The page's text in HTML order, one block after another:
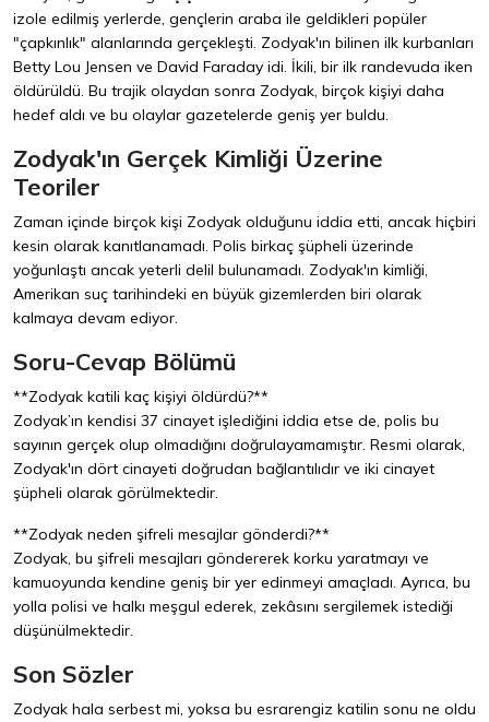
izole edilmiş yerlerde, gençlerin araba ile geldikleri popüler
"çapkınlık" alanlarında gerçekleşti. Zodyak'ın bilinen ilk kurbanları
Betty Lou Jensen ve David Faraday idi. İkili, bir ilk randevuda iken
öldürüldü. Bu trajik olaydan sonra Zodyak, birçok kişiyi daha
hedef aldı ve bu olaylar gazetelerde geniş yer buldu.
Zodyak'ın Gerçek Kimliği Üzerine
Teoriler
Zaman içinde birçok kişi Zodyak olduğunu iddia etti, ancak hiçbiri
kesin olarak kanıtlanamadı. Polis birkaç şüpheli üzerinde
yoğunlaştı ancak yeterli delil bulunamadı. Zodyak'ın kimliği,
Amerikan suç tarihindeki en büyük gizemlerden biri olarak
kalmaya devam ediyor.
Soru-Cevap Bölümü
**Zodyak katili kaç kişiyi öldürdü?**
Zodyak’ın kendisi 37 cinayet işlediğini iddia etse de, polis bu
sayının gerçek olup olmadığını doğrulayamamıştır. Resmi olarak,
Zodyak'ın dört cinayeti doğrudan bağlantılıdır ve iki cinayet
şüpheli olarak görülmektedir.
**Zodyak neden şifreli mesajlar gönderdi?**
Zodyak, bu şifreli mesajları göndererek korku yaratmayı ve
kamuoyunda kendine geniş bir yer edinmeyi amaçladı. Ayrıca, bu
yolla polisi ve halkı meşgul ederek, zekâsını sergilemek istediği
düşünülmektedir.
Son Sözler
Zodyak hala serbest mi, yoksa bu esrarengiz katilin sonu ne oldu